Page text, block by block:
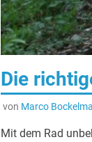
Die
von Marco
Mit dem Rad